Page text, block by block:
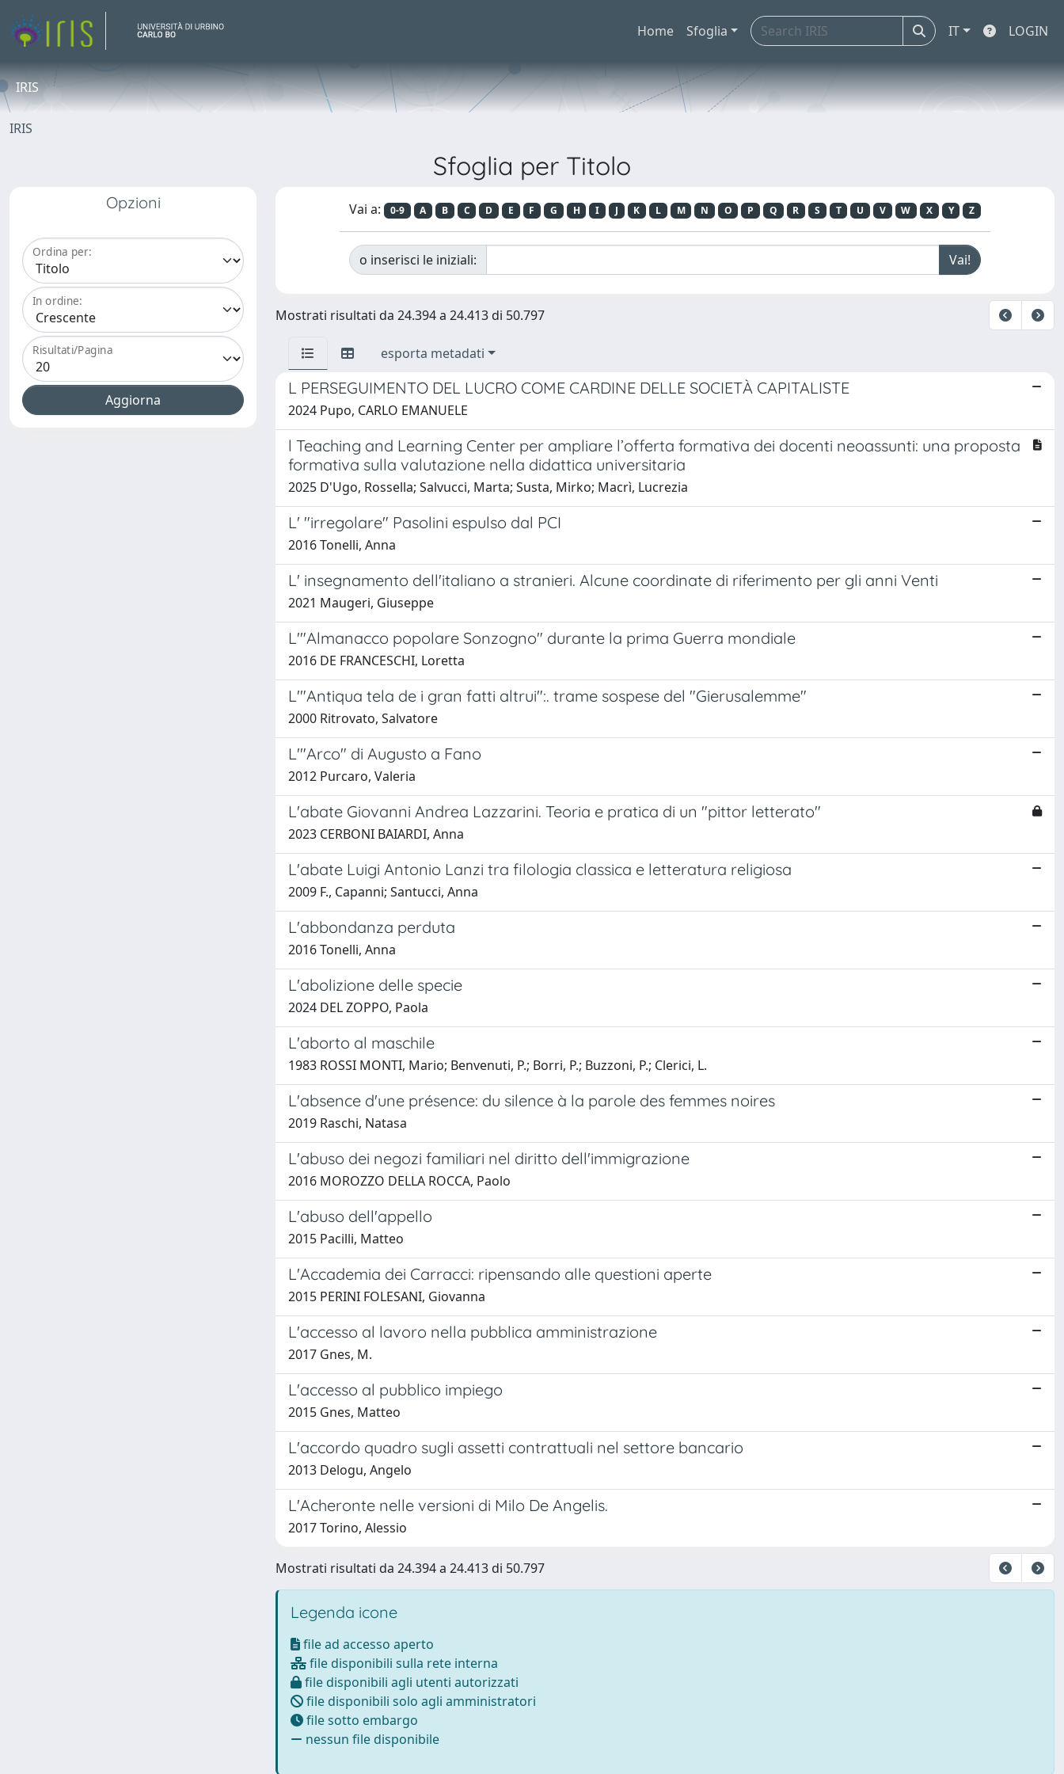
Home Sfoglia IT LOGIN
IRIS
IRIS
Sfoglia per Titolo
Opzioni
Ordina per:
In ordine:
Risultati/Pagina
Vai a: 0-9 A B C D E F G H I J K L M N O P Q R S T U V W X Y Z
o inserisci le iniziali:
Mostrati risultati da 24.394 a 24.413 di 50.797
esporta metadati
L PERSEGUIMENTO DEL LUCRO COME CARDINE DELLE SOCIETÀ CAPITALISTE
2024 Pupo, CARLO EMANUELE
l Teaching and Learning Center per ampliare l’offerta formativa dei docenti neoassunti: una proposta
formativa sulla valutazione nella didattica universitaria
2025 D'Ugo, Rossella; Salvucci, Marta; Susta, Mirko; Macrì, Lucrezia
L' "irregolare" Pasolini espulso dal PCI
2016 Tonelli, Anna
L' insegnamento dell'italiano a stranieri. Alcune coordinate di riferimento per gli anni Venti
2021 Maugeri, Giuseppe
L'"Almanacco popolare Sonzogno" durante la prima Guerra mondiale
2016 DE FRANCESCHI, Loretta
L'"Antiqua tela de i gran fatti altrui":. trame sospese del "Gierusalemme"
2000 Ritrovato, Salvatore
L'"Arco" di Augusto a Fano
2012 Purcaro, Valeria
L'abate Giovanni Andrea Lazzarini. Teoria e pratica di un "pittor letterato"
2023 CERBONI BAIARDI, Anna
L'abate Luigi Antonio Lanzi tra filologia classica e letteratura religiosa
2009 F., Capanni; Santucci, Anna
L'abbondanza perduta
2016 Tonelli, Anna
L'abolizione delle specie
2024 DEL ZOPPO, Paola
L'aborto al maschile
1983 ROSSI MONTI, Mario; Benvenuti, P.; Borri, P.; Buzzoni, P.; Clerici, L.
L'absence d'une présence: du silence à la parole des femmes noires
2019 Raschi, Natasa
L'abuso dei negozi familiari nel diritto dell'immigrazione
2016 MOROZZO DELLA ROCCA, Paolo
L'abuso dell'appello
2015 Pacilli, Matteo
L'Accademia dei Carracci: ripensando alle questioni aperte
2015 PERINI FOLESANI, Giovanna
L'accesso al lavoro nella pubblica amministrazione
2017 Gnes, M.
L'accesso al pubblico impiego
2015 Gnes, Matteo
L'accordo quadro sugli assetti contrattuali nel settore bancario
2013 Delogu, Angelo
L'Acheronte nelle versioni di Milo De Angelis.
2017 Torino, Alessio
Mostrati risultati da 24.394 a 24.413 di 50.797
Legenda icone
file ad accesso aperto
file disponibili sulla rete interna
file disponibili agli utenti autorizzati
file disponibili solo agli amministratori
file sotto embargo
nessun file disponibile